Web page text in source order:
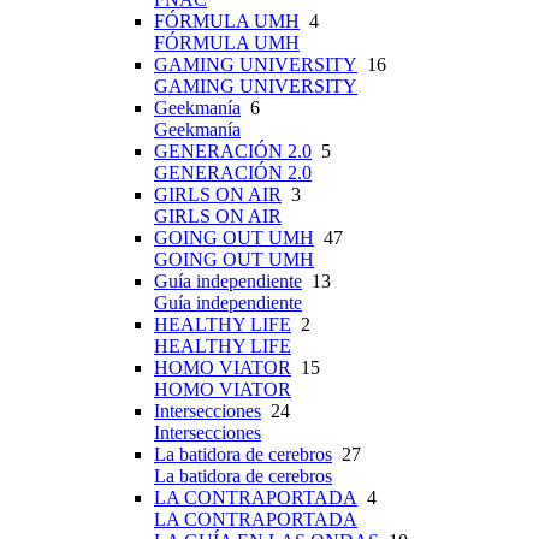
FÓRMULA UMH 4
FÓRMULA UMH
GAMING UNIVERSITY 16
GAMING UNIVERSITY
Geekmanía 6
Geekmanía
GENERACIÓN 2.0 5
GENERACIÓN 2.0
GIRLS ON AIR 3
GIRLS ON AIR
GOING OUT UMH 47
GOING OUT UMH
Guía independiente 13
Guía independiente
HEALTHY LIFE 2
HEALTHY LIFE
HOMO VIATOR
15
HOMO VIATOR
Intersecciones 24
Intersecciones
La batidora de cerebros 27
La batidora de cerebros
LA CONTRAPORTADA 4
LA CONTRAPORTADA